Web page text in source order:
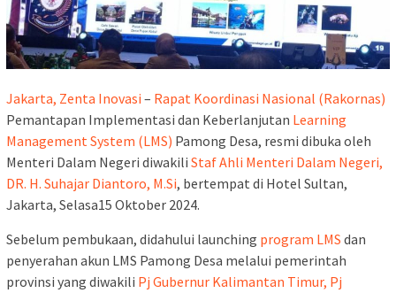
Jakarta, Zenta Inovasi – Rapat Koordinasi Nasional (Rakornas)
Pemantapan Implementasi dan Keberlanjutan Learning
Management System (LMS) Pamong Desa, resmi dibuka oleh
Menteri Dalam Negeri diwakili Staf Ahli Menteri Dalam Negeri,
DR. H. Suhajar Diantoro, M.Si, bertempat di Hotel Sultan,
Jakarta, Selasa15 Oktober 2024.
Sebelum pembukaan, didahului launching program LMS dan
penyerahan akun LMS Pamong Desa melalui pemerintah
provinsi yang diwakili Pj Gubernur Kalimantan Timur, Pj